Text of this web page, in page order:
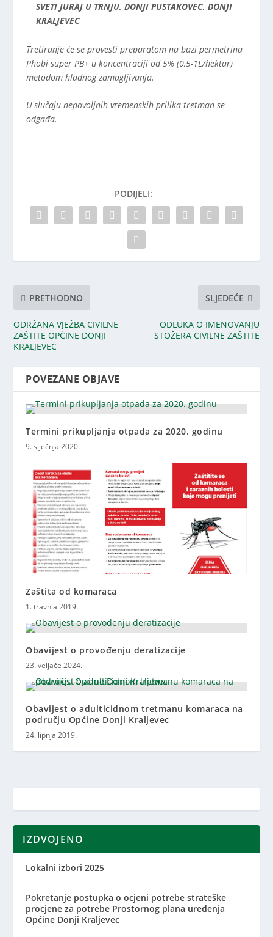
SVETI JURAJ U TRNJU, DONJI PUSTAKOVEC, DONJI
KRALJEVEC
Tretiranje će se provesti preparatom na bazi permetrina
Phobi super PB+ u koncentraciji od 5% (0,5-1L/hektar)
metodom hladnog zamagljivanja.
U slučaju nepovoljnih vremenskih prilika tretman se
odgađa.
PODIJELI:
PRETHODNO
ODRŽANA VJEŽBA CIVILNE
ZAŠTITE OPĆINE DONJI
KRALJEVEC
SLJEDEĆE
ODLUKA O IMENOVANJU
STOŽERA CIVILNE ZAŠTITE
POVEZANE OBJAVE
Termini prikupljanja otpada za 2020. godinu
9. siječnja 2020.
Zaštita od komaraca
1. travnja 2019.
Obavijest o provođenju deratizacije
23. veljače 2024.
Obavijest o adulticidnom tretmanu komaraca na
području Općine Donji Kraljevec
24. lipnja 2019.
IZDVOJENO
Lokalni izbori 2025
Pokretanje postupka o ocjeni potrebe strateške
procjene za potrebe Prostornog plana uređenja
Općine Donji Kraljevec